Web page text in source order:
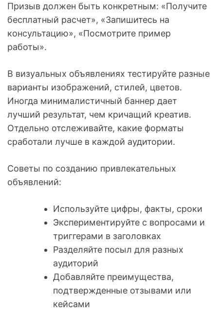
Призыв должен быть конкретным: «Получите
бесплатный расчет», «Запишитесь на
консультацию», «Посмотрите пример
работы».
В визуальных объявлениях тестируйте разные
варианты изображений, стилей, цветов.
Иногда минималистичный баннер дает
лучший результат, чем кричащий креатив.
Отдельно отслеживайте, какие форматы
сработали лучше в каждой аудитории.
Советы по созданию привлекательных
объявлений:
Используйте цифры, факты, сроки
Экспериментируйте с вопросами и
триггерами в заголовках
Разделяйте посыл для разных
аудиторий
Добавляйте преимущества,
подтвержденные отзывами или
кейсами